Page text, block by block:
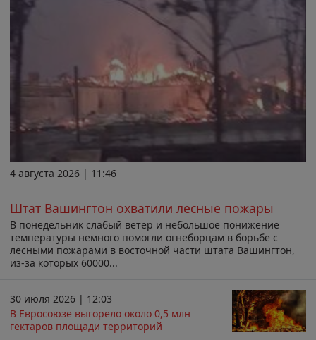
4 августа 2026 | 11:46
Штат Вашингтон охватили лесные пожары
В понедельник слабый ветер и небольшое понижение
температуры немного помогли огнеборцам в борьбе с
лесными пожарами в восточной части штата Вашингтон,
из-за которых 60000...
30 июля 2026 | 12:03
В Евросоюзе выгорело около 0,5 млн
гектаров площади территорий